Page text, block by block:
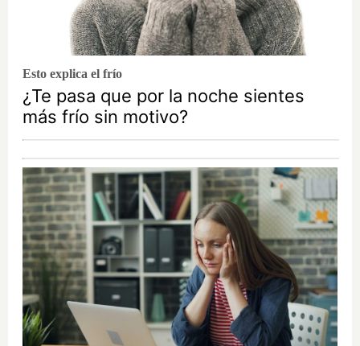
Esto explica el frío
¿Te pasa que por la noche sientes
más frío sin motivo?